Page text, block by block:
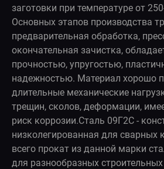
заготовки при температуре от
Основных этапов производства
предварительная обработка,
окончательная зачистка,
прочностью, упругостью,
надежностью. Материал хорошо
длительные механические
трещин, сколов, деформации,
риск коррозии.Сталь 09Г2С -
низколегированная для сварных
всего прокат из данной марки
для разнообразных